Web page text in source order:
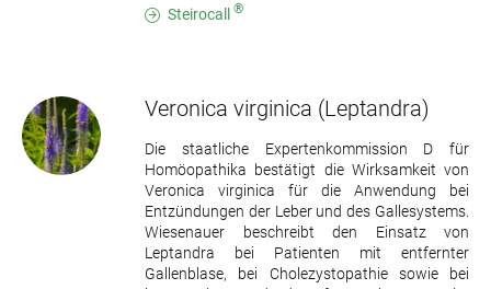
Steirocall ®
Veronica virginica (Leptandra)
Die staatliche Expertenkommission D für
Homöopathika bestätigt die Wirksamkeit von
Veronica virginica für die Anwendung bei
Entzündungen der Leber und des Gallesystems.
Wiesenauer beschreibt den Einsatz von
Leptandra bei Patienten mit entfernter
Gallenblase, bei Cholezystopathie sowie bei